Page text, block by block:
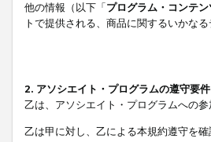
他の情報（以下「プログラム・コンテン
トで提供される、商品に関するいかな
2. アソシエイト・プログラムの遵守要件
乙は、アソシエイト・プログラムへの
乙は甲に対し、乙による本規約遵守を